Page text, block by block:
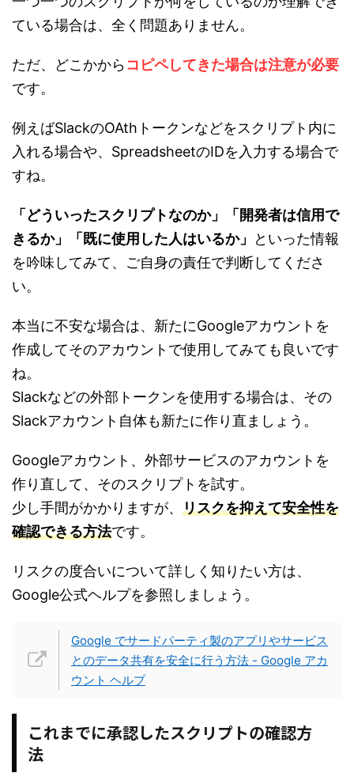
ている場合は、全く問題ありません。
ただ、どこかからコピペしてきた場合は注意が必要
です。
例えばSlackのOAthトークンなどをスクリプト内に
入れる場合や、SpreadsheetのIDを入力する場合で
すね。
「どういったスクリプトなのか」「開発者は信用で
きるか」「既に使用した人はいるか」
といった情報
を吟味してみて、ご自身の責任で判断してくださ
い。
本当に不安な場合は、新たにGoogleアカウントを
作成してそのアカウントで使用してみても良いです
ね。
Slackなどの外部トークンを使用する場合は、その
Slackアカウント自体も新たに作り直ましょう。
Googleアカウント、外部サービスのアカウントを
作り直して、そのスクリプトを試す。
少し手間がかかりますが、 リスクを抑えて安全性を
確認できる方法です。
リスクの度合いについて詳しく知りたい方は、
Google公式ヘルプを参照しましょう。
Google でサードパーティ製のアプリやサービス
とのデータ共有を安全に行う方法 - Google アカ
ウント ヘルプ
これまでに承認したスクリプトの確認方
法